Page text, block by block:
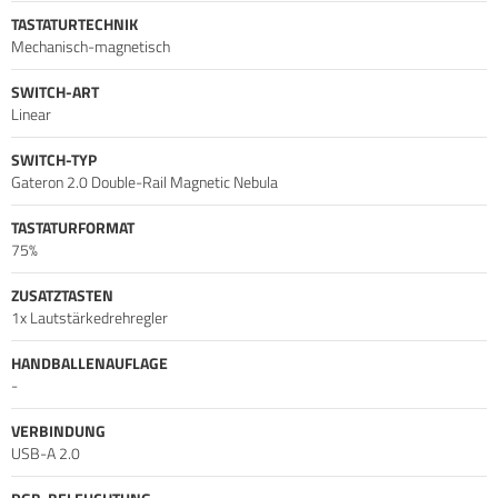
reaktionsschnelle Steuerung und präzise Eingabezeiten
selbst unter Druck gewährleistet.
TASTATURTECHNIK
Mechanisch-magnetisch
SWITCH-ART
Linear
SWITCH-TYP
Gateron 2.0 Double-Rail Magnetic Nebula
TASTATURFORMAT
75%
ZUSATZTASTEN
1x Lautstärkedrehregler
HANDBALLENAUFLAGE
-
VERBINDUNG
USB-A 2.0